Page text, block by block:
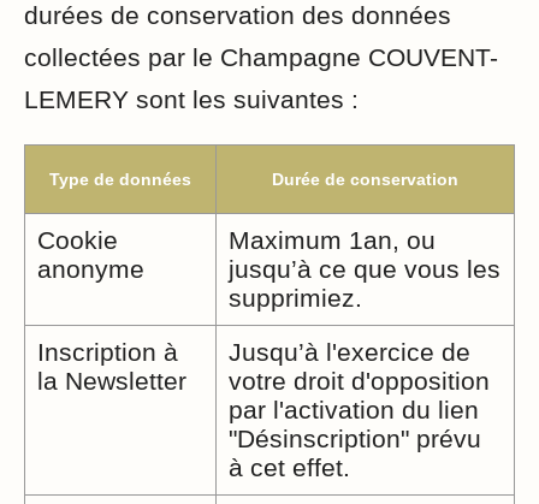
durées de conservation des données
collectées par le Champagne COUVENT-
LEMERY sont les suivantes :
Type de données Durée de conservation
Cookie
anonyme
Maximum 1an, ou
jusqu’à ce que vous les
supprimiez.
Inscription à
la Newsletter
Jusqu’à l'exercice de
votre droit d'opposition
par l'activation du lien
"Désinscription" prévu
à cet effet.